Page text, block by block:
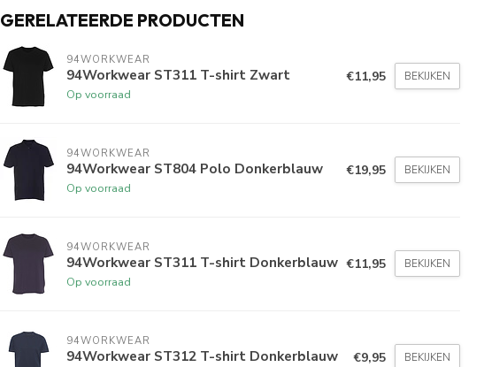
GERELATEERDE PRODUCTEN
94WORKWEAR
94Workwear ST311 T-shirt Zwart
Op voorraad
€11,95 BEKIJKEN
94WORKWEAR
94Workwear ST804 Polo Donkerblauw
Op voorraad
€19,95 BEKIJKEN
94WORKWEAR
94Workwear ST311 T-shirt Donkerblauw
Op voorraad
€11,95 BEKIJKEN
94WORKWEAR
94Workwear ST312 T-shirt Donkerblauw €9,95 BEKIJKEN